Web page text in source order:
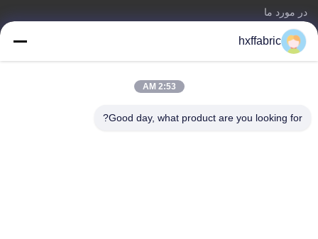
در مورد ما
محصولات
تماس با ما
پارچه نئوپرن SBR
hxffabric
2:53 AM
Good day, what product are you looking for?